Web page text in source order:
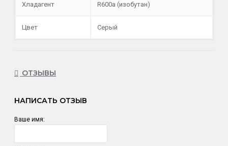
Хладагент R600a (изобутан)
Цвет Серый
ОТЗЫВЫ
НАПИСАТЬ ОТЗЫВ
Ваше имя: